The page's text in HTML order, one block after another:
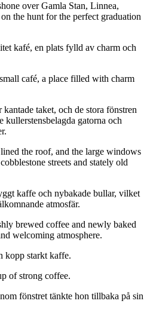
over Gamla Stan, Linnea,
the hunt for the perfect graduation
kafé, en plats fylld av charm och
café, a place filled with charm
taket, och de stora fönstren
kullerstensbelagda gatorna och
the roof, and the large windows
streets and stately old
kaffe och nybakade bullar, vilket
atmosfär.
brewed coffee and newly baked
welcoming atmosphere.
kopp starkt kaffe.
of strong coffee.
fönstret tänkte hon tillbaka på sin